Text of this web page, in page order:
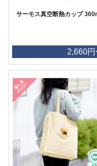
サーモス真空断熱カップ
2,660円